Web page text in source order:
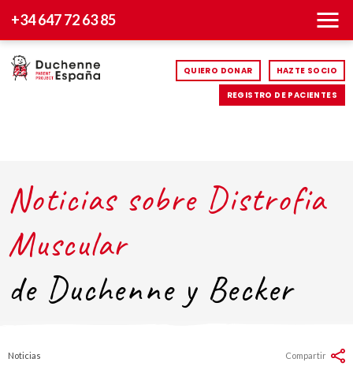
+34 647 72 63 85
QUIERO DONAR HAZTE SOCIO
REGISTRO DE PACIENTES
Noticias sobre Distrofia
Muscular
de Duchenne y Becker
Noticias Compartir